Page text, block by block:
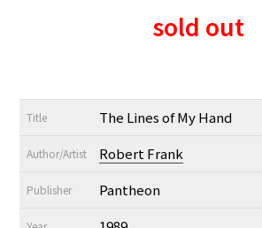
sold out
Title The Lines of My Hand
Author/Artist Robert Frank
Publisher Pantheon